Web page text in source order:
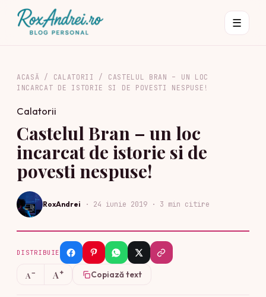
☰
ACASĂ / CALATORII / CASTELUL BRAN – UN LOC
INCARCAT DE ISTORIE SI DE POVESTI NESPUSE!
Calatorii
Castelul Bran – un loc
incarcat de istorie si de
povesti nespuse!
RoxAndrei · 24 iunie 2019 · 3 min citire
DISTRIBUIE
A− A+ Copiază text